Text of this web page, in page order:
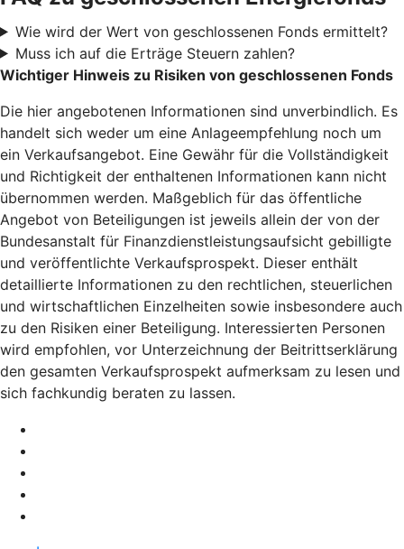
Wie wird der Wert von geschlossenen Fonds ermittelt?
Muss ich auf die Erträge Steuern zahlen?
Wichtiger Hinweis zu Risiken von geschlossenen Fonds
Die hier angebotenen Informationen sind unverbindlich. Es
handelt sich weder um eine Anlageempfehlung noch um
ein Verkaufsangebot. Eine Gewähr für die Vollständigkeit
und Richtigkeit der enthaltenen Informationen kann nicht
übernommen werden. Maßgeblich für das öffentliche
Angebot von Beteiligungen ist jeweils allein der von der
Bundesanstalt für Finanzdienstleistungsaufsicht gebilligte
und veröffentlichte Verkaufsprospekt. Dieser enthält
detaillierte Informationen zu den rechtlichen, steuerlichen
und wirtschaftlichen Einzelheiten sowie insbesondere auch
zu den Risiken einer Beteiligung. Interessierten Personen
wird empfohlen, vor Unterzeichnung der Beitrittserklärung
den gesamten Verkaufsprospekt aufmerksam zu lesen und
sich fachkundig beraten zu lassen.